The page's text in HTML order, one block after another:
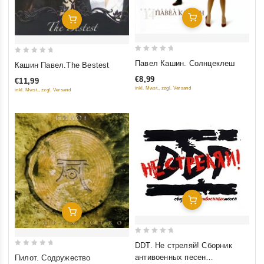
Добавить В Корзину
of
Кашин Павел.The Bestest
€11,99
inkl. Mwst., zzgl. Versand
Добавить В Корзину
of
Павел Кашин. Солнцеклеш
€8,99
inkl. Mwst., zzgl. Versand
Добавить В Корзину
Пилот. Содружество
Добавить В Корзину
DDT. Не стреляй! Сборник
антивоенных песен